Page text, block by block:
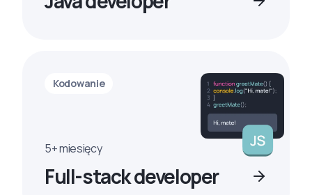
Kodowanie
5+ miesięcy
Full-stack developer